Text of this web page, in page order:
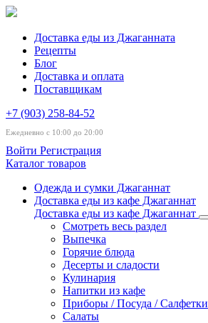
Доставка еды из Джаганната
Рецепты
Блог
Доставка и оплата
Поставщикам
+7 (903) 258-84-52
Ежедневно с 10:00 до 20:00
Войти Регистрация
Каталог товаров
Одежда и сумки Джаганнат
Доставка еды из кафе Джаганнат
Доставка еды из кафе Джаганнат
Смотреть весь раздел
Выпечка
Горячие блюда
Десерты и сладости
Кулинария
Напитки из кафе
Приборы / Посуда / Салфетки
Салаты